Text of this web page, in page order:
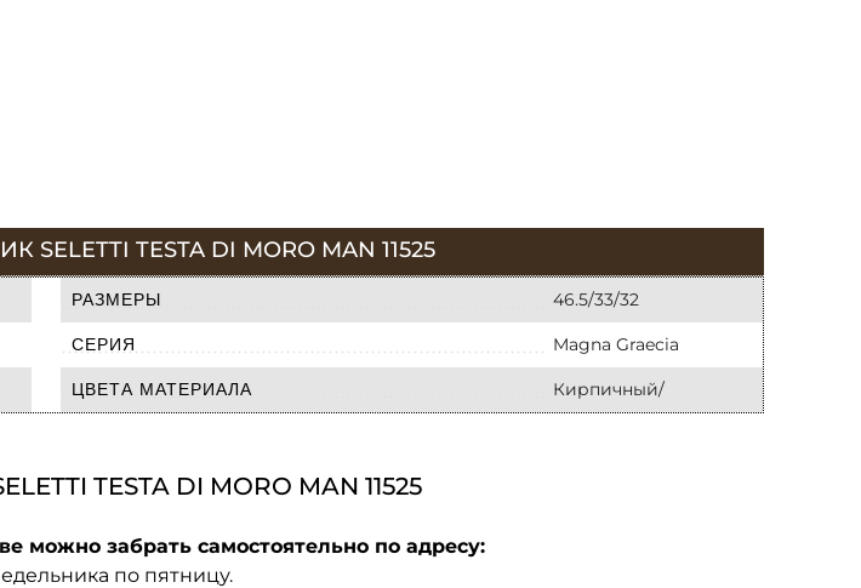
TESTA DI MORO MAN 11525
РАЗМЕРЫ 46.5/33/32
СЕРИЯ Magna Graecia
ЦВЕТА МАТЕРИАЛА Кирпичный/
TESTA DI MORO MAN 11525
можно забрать самостоятельно по адресу:
по пятницу.